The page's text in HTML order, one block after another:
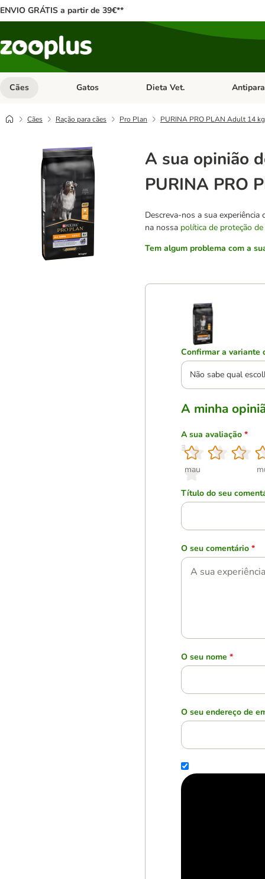
ENVIO GRÁTIS a partir de 39€**
Cães Abrir menu de categoria: Cães
Gatos Abrir menu de categoria: Gatos
Dieta Vet. Abrir
Cães Ração para cães Pro Plan PURINA PRO PLAN Adult 14
A sua opinião
PURINA PRO
Descreva-nos a sua
na nossa política de proteção
Tem algum problema com a
Confirmar a variante
Não sabe qual
A minha
A sua avaliação *
1
mau
2
3
4
5
Título do seu
O seu comentário *
O seu nome *
O seu endereço de